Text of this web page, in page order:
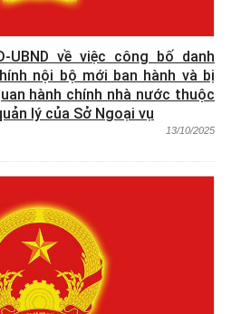
UBND về việc công bố danh
nội bộ mới ban hành và bị
hành chính nhà nước thuộc
lý của Sở Ngoại vụ
13/10/2025